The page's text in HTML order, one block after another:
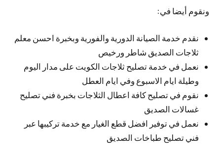
ونقوم أيضا في:
نقدم خدمة الصيانة الدورية والفورية وبخبرة احسن معلم
ثلاجات الصديق شاطر ورخيص
نعمل في خدمة تصليح ثلاجات الكويت على مدار اليوم
وطيلة ايام الاسبوع وفي ايام العطل
نقوم في تصليح كافة اعطال الثلاجات بخبرة فني تصليح
غسالات الصديق
نعمل في توفير افضل قطع الغيار مع خدمة تركيبها عبر
فني تصليح طباخات الصديق